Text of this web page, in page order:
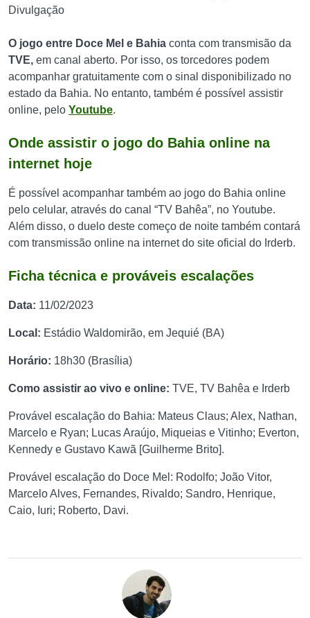
Divulgação
O jogo entre Doce Mel e Bahia conta com transmisão da
TVE, em canal aberto. Por isso, os torcedores podem
acompanhar gratuitamente com o sinal disponibilizado no
estado da Bahia. No entanto, também é possível assistir
online, pelo Youtube.
Onde assistir o jogo do Bahia online na
internet hoje
É possível acompanhar também ao jogo do Bahia online
pelo celular, através do canal “TV Bahêa”, no Youtube.
Além disso, o duelo deste começo de noite também contará
com transmissão online na internet do site oficial do Irderb.
Ficha técnica e prováveis escalações
Data: 11/02/2023
Local: Estádio Waldomirão, em Jequié (BA)
Horário: 18h30 (Brasília)
Como assistir ao vivo e online: TVE, TV Bahêa e Irderb
Provável escalação do Bahia: Mateus Claus; Alex, Nathan,
Marcelo e Ryan; Lucas Araújo, Miqueias e Vitinho; Everton,
Kennedy e Gustavo Kawã [Guilherme Brito].
Provável escalação do Doce Mel: Rodolfo; João Vitor,
Marcelo Alves, Fernandes, Rivaldo; Sandro, Henrique,
Caio, Iuri; Roberto, Davi.